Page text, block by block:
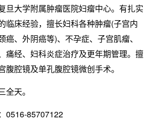
大学附属肿瘤医院妇瘤中心。有扎实
临床经验，擅长妇科各种肿瘤(子宫内
癌、外阴癌等)、不孕症、子宫肌瘤、
痛经、妇科炎症治疗及更年期管理。擅
腹腔镜及单孔腹腔镜微创手术。
天。
85707122